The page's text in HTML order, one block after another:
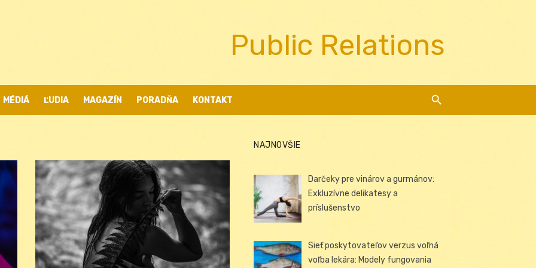
Public Relations
MÉDIÁ ĽUDIA MAGAZÍN PORADŇA KONTAKT
NAJNOVŠIE
Darčeky pre vinárov a gurmánov:
Exkluzívne delikatesy a
príslušenstvo
Sieť poskytovateľov verzus voľná
voľba lekára: Modely fungovania